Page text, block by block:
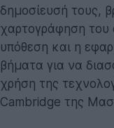
δημοσίευσή τους,
χαρτογράφηση του
υπόθεση και η
βήματα για να
χρήση της
Cambridge της